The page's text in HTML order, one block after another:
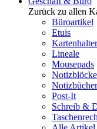
Zurück zu allen
Büroartikel
Etuis
Kartenhalter
Lineale
Mousepads
Notizblöcke
Notizbücher
Post-It
Schreib &